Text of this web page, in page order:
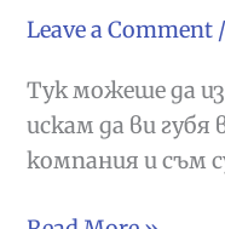
Leave a Comment /
Тук можеше да
искам да ви
компания и съм